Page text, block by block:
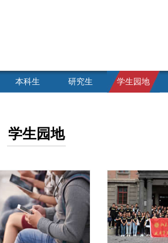
本科生 研究生 学生园地
学生园地